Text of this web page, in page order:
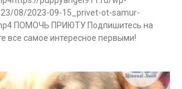
08/2023-09-15_privet-ot-samur-
ПОМОЧЬ ПРИЮТУ Подпишитесь на
все самое интересное первыми!